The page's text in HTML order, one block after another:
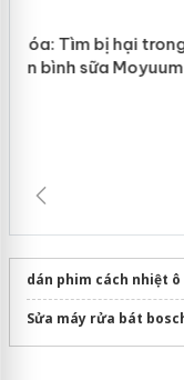
dán phim cách nhiệt
Sửa máy rửa bát